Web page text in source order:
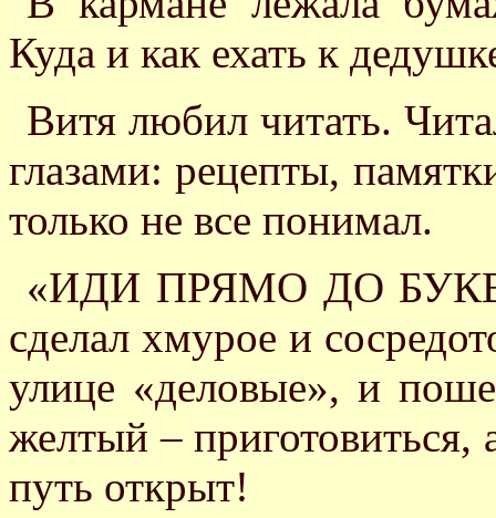
Куда и как ехать к
Витя любил читать.
глазами: рецепты,
только не все понимал.
«ИДИ ПРЯМО ДО
сделал хмурое и
улице «деловые», и
желтый – приготовиться,
путь открыт!